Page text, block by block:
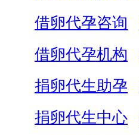
借卵代孕咨询
借卵代孕机构
捐卵代生助孕
捐卵代生中心